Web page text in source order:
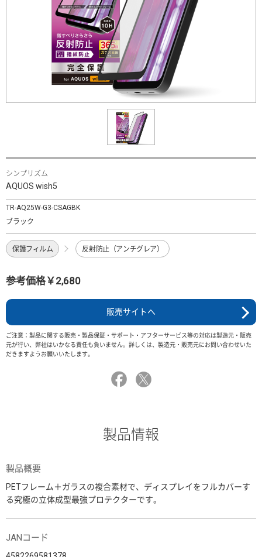
シンプリズム
AQUOS wish5
TR-AQ25W-G3-CSAGBK
ブラック
保護フィルム 反射防止（アンチグレア）
参考価格￥2,680
販売サイトへ
ご注意：製品に関する販売・製品保証・サポート・アフターサービス等の対応は製造元・販売
元が行い、弊社はいかなる責任も負いません。詳しくは、製造元・販売元にお問い合わせいた
だきますようお願いいたします。
製品情報
製品概要
PETフレーム＋ガラスの複合素材で、ディスプレイをフルカバーす
る究極の立体成型最強プロテクターです。
JANコード